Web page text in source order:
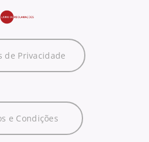
de Privacidade
e Condições